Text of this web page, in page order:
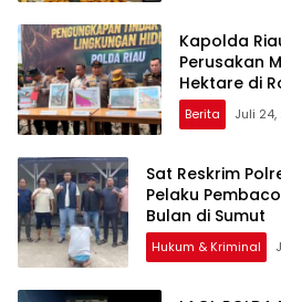
Kapolda
Perusakan
Hektare di
Berita Juli
Sat Reskrim
Pelaku
Bulan di Sumut
Hukum & Kriminal